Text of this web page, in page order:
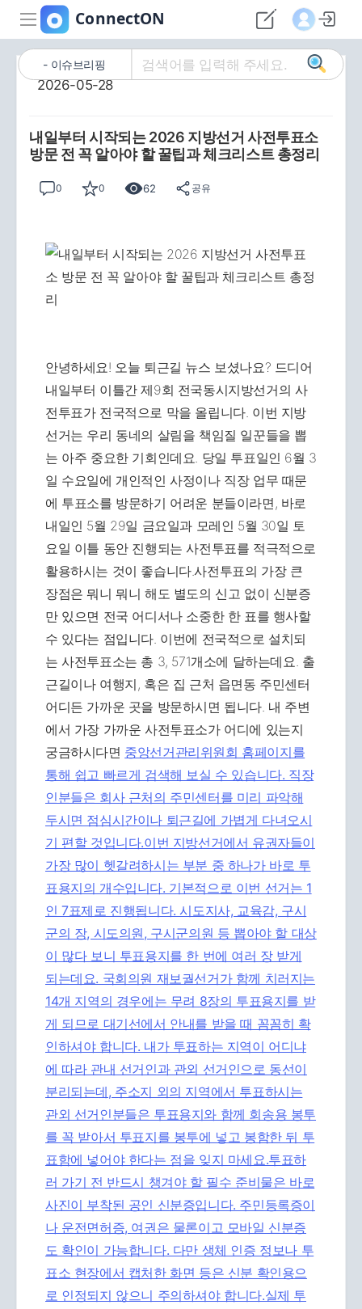
이슈브리핑
2026-05-28
내일부터 시작되는 2026 지방선거 사전투표소
방문 전 꼭 알아야 할 꿀팁과 체크리스트 총정리
0 0 62 공유
안녕하세요! 오늘 퇴근길 뉴스 보셨나요? 드디어
내일부터 이틀간 제9회 전국동시지방선거의 사
전투표가 전국적으로 막을 올립니다. 이번 지방
선거는 우리 동네의 살림을 책임질 일꾼들을 뽑
는 아주 중요한 기회인데요. 당일 투표일인 6월 3
일 수요일에 개인적인 사정이나 직장 업무 때문
에 투표소를 방문하기 어려운 분들이라면, 바로
내일인 5월 29일 금요일과 모레인 5월 30일 토
요일 이틀 동안 진행되는 사전투표를 적극적으로
활용하시는 것이 좋습니다.사전투표의 가장 큰
장점은 뭐니 뭐니 해도 별도의 신고 없이 신분증
만 있으면 전국 어디서나 소중한 한 표를 행사할
수 있다는 점입니다. 이번에 전국적으로 설치되
는 사전투표소는 총 3, 571개소에 달하는데요. 출
근길이나 여행지, 혹은 집 근처 읍면동 주민센터
어디든 가까운 곳을 방문하시면 됩니다. 내 주변
에서 가장 가까운 사전투표소가 어디에 있는지
궁금하시다면 중앙선거관리위원회 홈페이지를
통해 쉽고 빠르게 검색해 보실 수 있습니다. 직장
인분들은 회사 근처의 주민센터를 미리 파악해
두시면 점심시간이나 퇴근길에 가볍게 다녀오시
기 편할 것입니다.이번 지방선거에서 유권자들이
가장 많이 헷갈려하시는 부분 중 하나가 바로 투
표용지의 개수입니다. 기본적으로 이번 선거는 1
인 7표제로 진행됩니다. 시도지사, 교육감, 구시
군의 장, 시도의원, 구시군의원 등 뽑아야 할 대상
이 많다 보니 투표용지를 한 번에 여러 장 받게
되는데요. 국회의원 재보궐선거가 함께 치러지는
14개 지역의 경우에는 무려 8장의 투표용지를 받
게 되므로 대기선에서 안내를 받을 때 꼼꼼히 확
인하셔야 합니다. 내가 투표하는 지역이 어디냐
에 따라 관내 선거인과 관외 선거인으로 동선이
분리되는데, 주소지 외의 지역에서 투표하시는
관외 선거인분들은 투표용지와 함께 회송용 봉투
를 꼭 받아서 투표지를 봉투에 넣고 봉함한 뒤 투
표함에 넣어야 한다는 점을 잊지 마세요.투표하
러 가기 전 반드시 챙겨야 할 필수 준비물은 바로
사진이 부착된 공인 신분증입니다. 주민등록증이
나 운전면허증, 여권은 물론이고 모바일 신분증
도 확인이 가능합니다. 다만 생체 인증 정보나 투
표소 현장에서 캡처한 화면 등은 신분 확인용으
로 인정되지 않으니 주의하셔야 합니다.실제 투